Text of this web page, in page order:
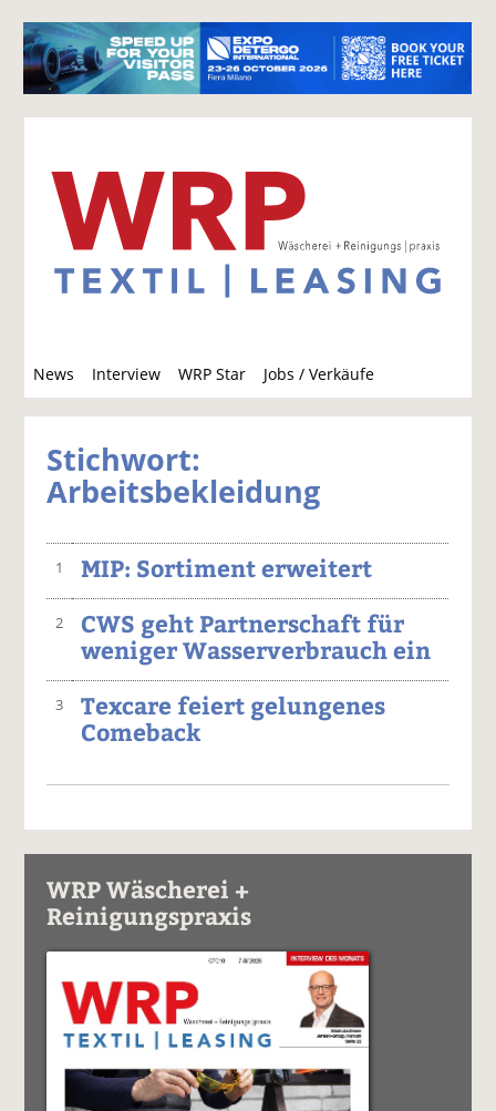
News Interview WRP Star Jobs / Verkäufe
u
c
Stichwort:
Arbeitsbekleidung
1 MIP: Sortiment erweitert
2
CWS geht Partnerschaft für
weniger Wasserverbrauch ein
3
Texcare feiert gelungenes
Comeback
WRP Wäscherei +
Reinigungspraxis